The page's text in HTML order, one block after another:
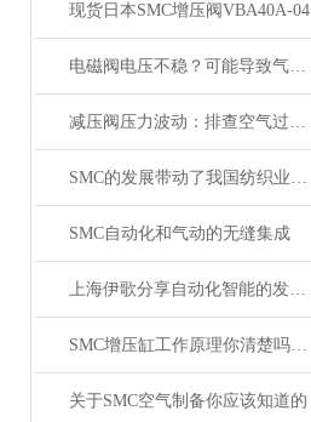
现货日本SMC增压阀VBA40A-04
电磁阀电压不稳？可能导致气缸与锁定阀动作紊乱
减压阀压力波动：排查空气过滤器是否存在堵塞
SMC的发展带动了我国纺织业的发展
SMC自动化和气动的无缝集成
上海伊歌分享自动化智能的发展这将成为现实
SMC增压缸工作原理你清楚吗？SMC气缸工作原理
关于SMC空气制备你应该知道的